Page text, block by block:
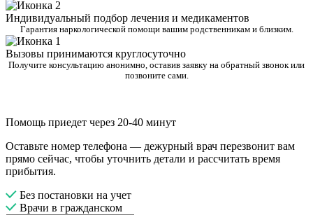
Индивидуальный подбор лечения и медикаментов
Гарантия наркологической помощи вашим родственникам и близким.
Вызовы принимаются круглосуточно
Получите консультацию анонимно, оставив заявку на обратный звонок или
позвоните сами.
Помощь приедет через 20-40 минут
Оставьте номер телефона — дежурный врач перезвонит вам
прямо сейчас, чтобы уточнить детали и рассчитать время
прибытия.
Без постановки на учет
Врачи в гражданском